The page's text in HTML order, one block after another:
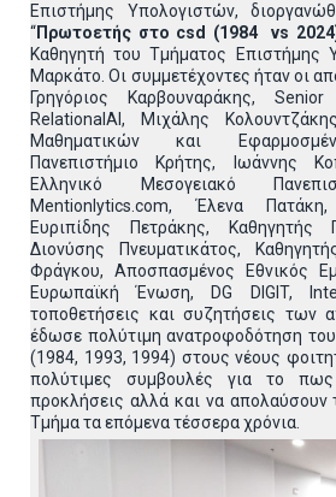
Επιστήμης Υπολογιστών,
“Πρωτοετής στο csd (1984 vs
Καθηγητή του Τμήματος Επιστήμης
Μαρκάτο. Οι συμμετέχοντες ήταν οι
Γρηγόριος Καρβουναράκης,
RelationalAI, Μιχάλης
Μαθηματικών και
Πανεπιστήμιο Κρήτης, Ιωάννης
Ελληνικό Μεσογειακό
Mentionlytics.com, Έλενα
Ευριπίδης Πετράκης, Καθηγητής
Διονύσης Πνευματικάτος,
Φράγκου, Αποσπασμένος Εθνικός
Ευρωπαϊκή Ένωση, DG DIGIT,
τοποθετήσεις και συζητήσεις των
έδωσε πολύτιμη ανατροφοδότηση
(1984, 1993, 1994) στους νέους
πολύτιμες συμβουλές για το πως
προκλήσεις αλλά και να απολαύσουν
Τμήμα τα επόμενα τέσσερα χρόνια.